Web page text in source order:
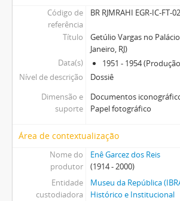
Código de
referência
BR RJMRAHI EGR-IC-FT-
Título
Getúlio Vargas no
Janeiro, RJ)
Data(s)
1951 - 1954
Nível de descrição
Dossiê
Dimensão e
suporte
Documentos
Papel fotográfico
Área de contextualização
Nome do
produtor
Enê Garcez dos Reis
(1914 - 2000)
Entidade
custodiadora
Museu da República
Histórico e Institucional